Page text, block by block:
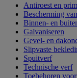
Antiroest en
Bescherming
Binnen- en
Galvaniseren
Gevel- en
Slipvaste
Spuitverf
Technische verf
Toebehoren